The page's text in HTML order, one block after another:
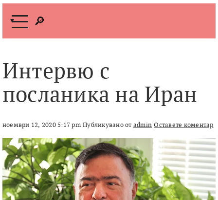
М
н
Интервю с
посланика на Иран
ноември 12, 2020 5:17 pm Публикувано от admin Оставете коментар